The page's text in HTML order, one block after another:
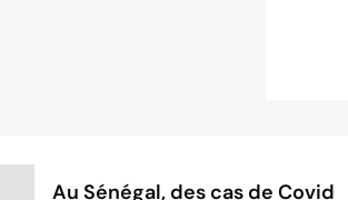
Au Sénégal, des cas de Covid